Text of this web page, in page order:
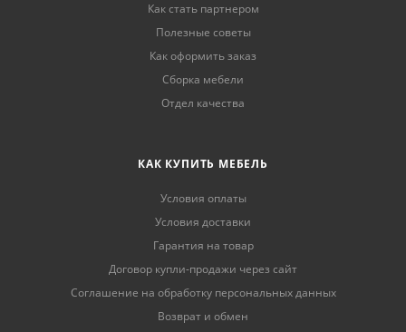
Как стать партнером
Полезные советы
Как оформить заказ
Сборка мебели
Отдел качества
КАК КУПИТЬ МЕБЕЛЬ
Условия оплаты
Условия доставки
Гарантия на товар
Договор купли-продажи через сайт
Соглашение на обработку персональных данных
Возврат и обмен